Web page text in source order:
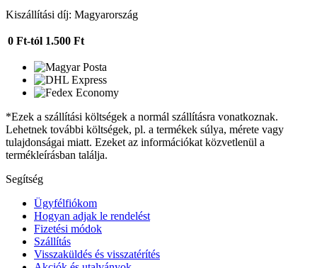
Kiszállítási díj: Magyarország
0 Ft-tól 1.500 Ft
*Ezek a szállítási költségek a normál szállításra vonatkoznak.
Lehetnek további költségek, pl. a termékek súlya, mérete vagy
tulajdonságai miatt. Ezeket az információkat közvetlenül a
termékleírásban találja.
Segítség
Ügyfélfiókom
Hogyan adjak le rendelést
Fizetési módok
Szállítás
Visszaküldés és visszatérítés